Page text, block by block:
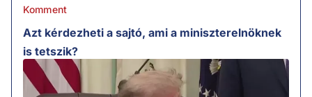
Komment
Azt kérdezheti a sajtó, ami a miniszterelnöknek
is tetszik?